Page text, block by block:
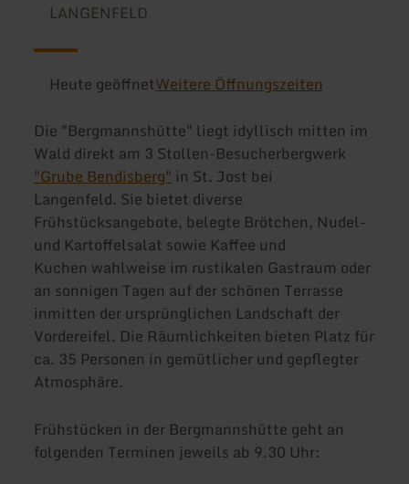
LANGENFELD
Heute geöffnetWeitere Öffnungszeiten
Die "Bergmannshütte" liegt idyllisch mitten im
Wald direkt am 3 Stollen-Besucherbergwerk
"Grube Bendisberg" in St. Jost bei
Langenfeld. Sie bietet diverse
Frühstücksangebote, belegte Brötchen, Nudel-
und Kartoffelsalat sowie Kaffee und
Kuchen wahlweise im rustikalen Gastraum oder
an sonnigen Tagen auf der schönen Terrasse
inmitten der ursprünglichen Landschaft der
Vordereifel. Die Räumlichkeiten bieten Platz für
ca. 35 Personen in gemütlicher und gepflegter
Atmosphäre.
Frühstücken in der Bergmannshütte geht an
folgenden Terminen jeweils ab 9.30 Uhr: